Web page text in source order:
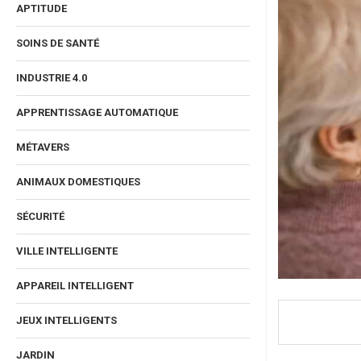
APTITUDE
SOINS DE SANTÉ
INDUSTRIE 4.0
APPRENTISSAGE AUTOMATIQUE
MÉTAVERS
ANIMAUX DOMESTIQUES
SÉCURITÉ
VILLE INTELLIGENTE
APPAREIL INTELLIGENT
JEUX INTELLIGENTS
JARDIN